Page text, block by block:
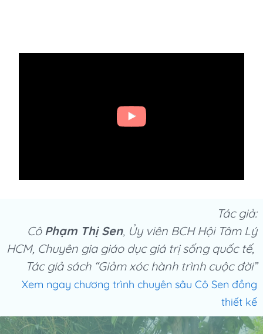
Tác giả:
Cô Phạm Thị Sen, Ủy viên BCH Hội Tâm Lý
HCM, Chuyên gia giáo dục giá trị sống quốc tế,
Tác giả sách “Giảm xóc hành trình cuộc đời”
Xem ngay chương trình chuyên sâu Cô Sen đồng
thiết kế